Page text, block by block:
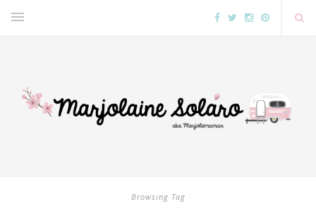
Browsing Tag